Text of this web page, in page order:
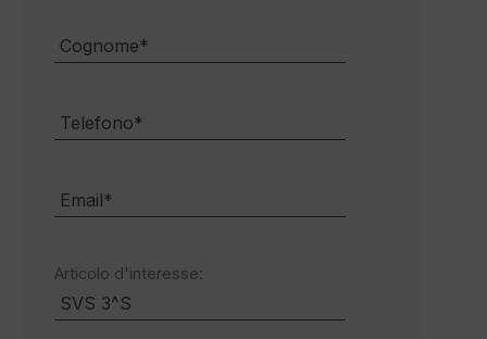
Articolo d'interesse: